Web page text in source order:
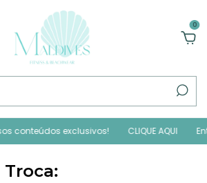
0
conteúdos exclusivos! CLIQUE AQUI